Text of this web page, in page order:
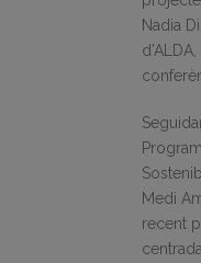
Nadia
Medi
recent